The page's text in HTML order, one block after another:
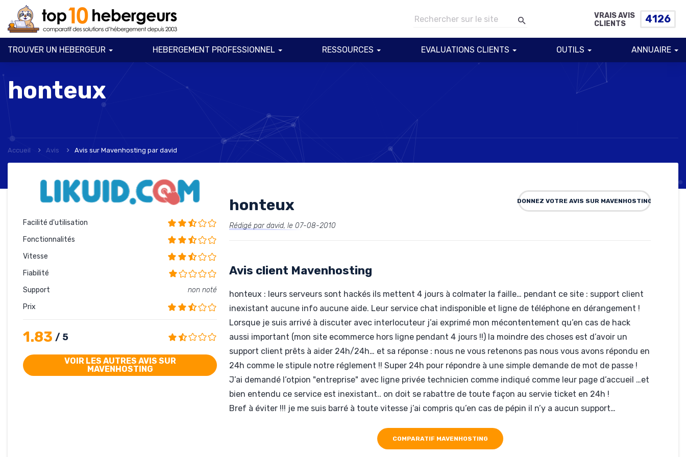
VRAIS AVIS
CLIENTS
4126
TROUVER UN HEBERGEUR HEBERGEMENT PROFESSIONNEL RESSOURCES EVALUATIONS CLIENTS OUTILS ANNUAIRE
honteux
Accueil Avis Avis sur Mavenhosting par david
Facilité d'utilisation
Fonctionnalités
Vitesse
Fiabilité
Support
non noté
Prix
1.83 / 5
VOIR LES AUTRES AVIS SUR
MAVENHOSTING
honteux
Rédigé par david, le 07-08-2010
DONNEZ VOTRE AVIS SUR MAVENHOSTING
Avis client Mavenhosting
honteux : leurs serveurs sont hackés ils mettent 4 jours à colmater la faille… pendant ce site : support client
inexistant aucune info aucune aide. Leur service chat indisponible et ligne de téléphone en dérangement !
Lorsque je suis arrivé à discuter avec interlocuteur j’ai exprimé mon mécontentement qu’en cas de hack
aussi important (mon site ecommerce hors ligne pendant 4 jours !!) la moindre des choses est d’avoir un
support client prêts à aider 24h/24h… et sa réponse : nous ne vous retenons pas nous vous avons répondu en
24h comme le stipule notre réglement !! Super 24h pour répondre à une simple demande de mot de passe !
J’ai demandé l’otpion "entreprise" avec ligne privée technicien comme indiqué comme leur page d’accueil …et
bien entendu ce service est inexistant.. on doit se rabattre de toute façon au servie ticket en 24h !
Bref à éviter !!! je me suis barré à toute vitesse j’ai compris qu’en cas de pépin il n’y a aucun support…
COMPARATIF MAVENHOSTING